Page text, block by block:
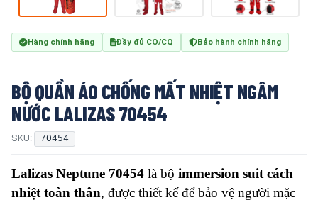
Hàng chính hãng Đầy đủ CO/CQ Bảo hành chính hãng
BỘ QUẦN ÁO CHỐNG MẤT NHIỆT NGÂM
NƯỚC LALIZAS 70454
SKU: 70454
Lalizas Neptune 70454 là bộ immersion suit cách
nhiệt toàn thân, được thiết kế để bảo vệ người mặc